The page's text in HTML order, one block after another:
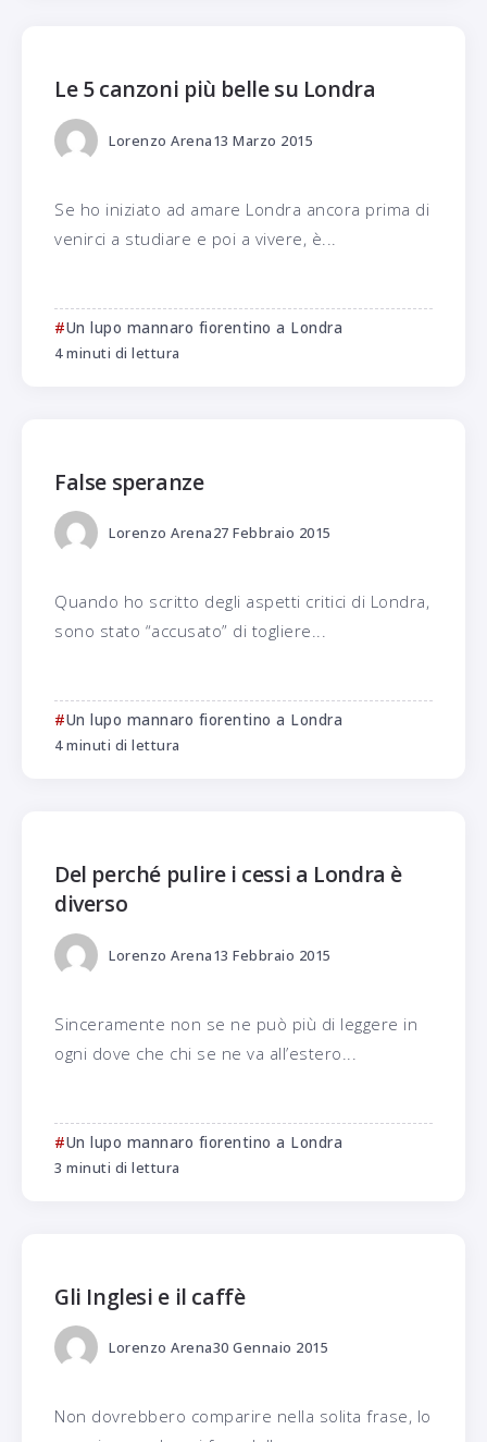
Le 5 canzoni più belle su Londra
Lorenzo Arena13 Marzo 2015
Se ho iniziato ad amare Londra ancora prima di
venirci a studiare e poi a vivere, è...
Un lupo mannaro fiorentino a Londra
4 minuti di lettura
False speranze
Lorenzo Arena27 Febbraio 2015
Quando ho scritto degli aspetti critici di Londra,
sono stato “accusato” di togliere...
Un lupo mannaro fiorentino a Londra
4 minuti di lettura
Del perché pulire i cessi a Londra è
diverso
Lorenzo Arena13 Febbraio 2015
Sinceramente non se ne può più di leggere in
ogni dove che chi se ne va all’estero...
Un lupo mannaro fiorentino a Londra
3 minuti di lettura
Gli Inglesi e il caffè
Lorenzo Arena30 Gennaio 2015
Non dovrebbero comparire nella solita frase, lo